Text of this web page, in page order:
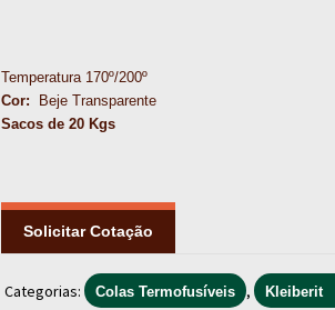
Temperatura 170º/200º
Cor:
Beje Transparente
Sacos de 20 Kgs
Solicitar Cotação
Categorias: Colas Termofusíveis , Kleiberit